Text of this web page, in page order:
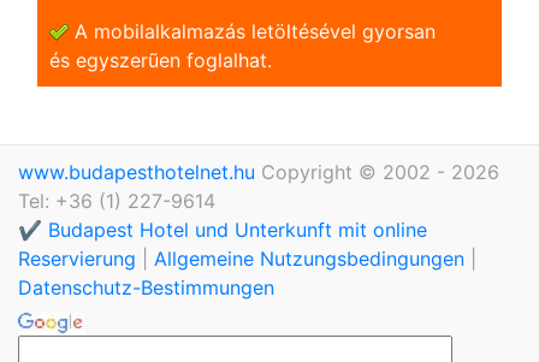
A mobilalkalmazás letöltésével gyorsan
és egyszerũen foglalhat.
www.budapesthotelnet.hu Copyright © 2002 - 2026
Tel: +36 (1) 227-9614
✔️ Budapest Hotel und Unterkunft mit online
Reservierung
Allgemeine Nutzungsbedingungen
Datenschutz-Bestimmungen